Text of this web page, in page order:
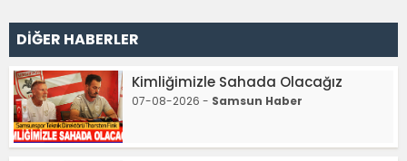
DİĞER HABERLER
Kimliğimizle Sahada Olacağız
07-08-2026 - Samsun Haber